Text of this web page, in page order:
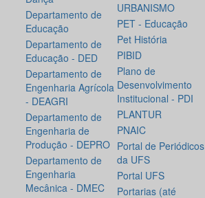
Departamento de
Educação
Departamento de
Educação - DED
Departamento de
Engenharia Agrícola
- DEAGRI
Departamento de
Engenharia de
Produção - DEPRO
Departamento de
Engenharia
Mecânica - DMEC
URBANISMO
PET - Educação
Pet História
PIBID
Plano de
Desenvolvimento
Institucional - PDI
PLANTUR
PNAIC
Portal de Periódicos
da UFS
Portal UFS
Portarias (até